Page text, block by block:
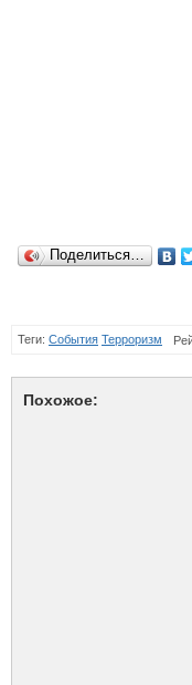
Поделиться…
Теги: События Терроризм
Похожое: